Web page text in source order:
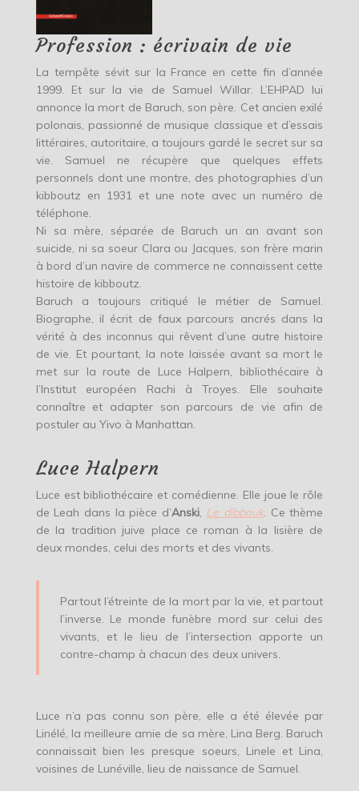
Profession : écrivain de vie
La tempête sévit sur la France en cette fin d’année
1999. Et sur la vie de Samuel Willar. L’EHPAD lui
annonce la mort de Baruch, son père. Cet ancien exilé
polonais, passionné de musique classique et d’essais
littéraires, autoritaire, a toujours gardé le secret sur sa
vie. Samuel ne récupère que quelques effets
personnels dont une montre, des photographies d’un
kibboutz en 1931 et une note avec un numéro de
téléphone.
Ni sa mère, séparée de Baruch un an avant son
suicide, ni sa soeur Clara ou Jacques, son frère marin
à bord d’un navire de commerce ne connaissent cette
histoire de kibboutz.
Baruch a toujours critiqué le métier de Samuel.
Biographe, il écrit de faux parcours ancrés dans la
vérité à des inconnus qui rêvent d’une autre histoire
de vie. Et pourtant, la note laissée avant sa mort le
met sur la route de Luce Halpern, bibliothécaire à
l’Institut européen Rachi à Troyes. Elle souhaite
connaître et adapter son parcours de vie afin de
postuler au Yivo à Manhattan.
Luce Halpern
Luce est bibliothécaire et comédienne. Elle joue le rôle
de Leah dans la pièce d’Anski, Le dibbouk. Ce thème
de la tradition juive place ce roman à la lisière de
deux mondes, celui des morts et des vivants.
Partout l’étreinte de la mort par la vie, et partout
l’inverse. Le monde funèbre mord sur celui des
vivants, et le lieu de l’intersection apporte un
contre-champ à chacun des deux univers.
Luce n’a pas connu son père, elle a été élevée par
Linélé, la meilleure amie de sa mère, Lina Berg. Baruch
connaissait bien les presque soeurs, Linele et Lina,
voisines de Lunéville, lieu de naissance de Samuel.